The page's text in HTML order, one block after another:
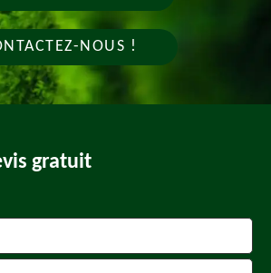
NOUS !
gratuit